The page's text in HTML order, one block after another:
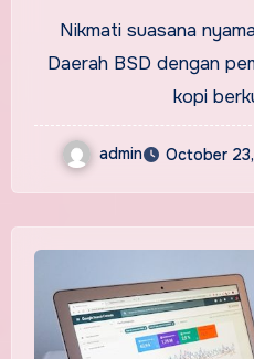
Nikmati suasana
Daerah BSD dengan
kopi
admin October